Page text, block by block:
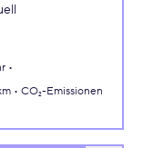
CO₂-Emissionen